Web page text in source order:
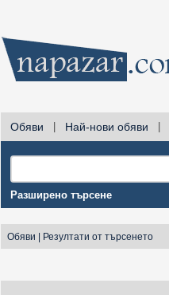
Обяви Най-нови обяви
Разширено търсене
Обяви Резултати от търсенето